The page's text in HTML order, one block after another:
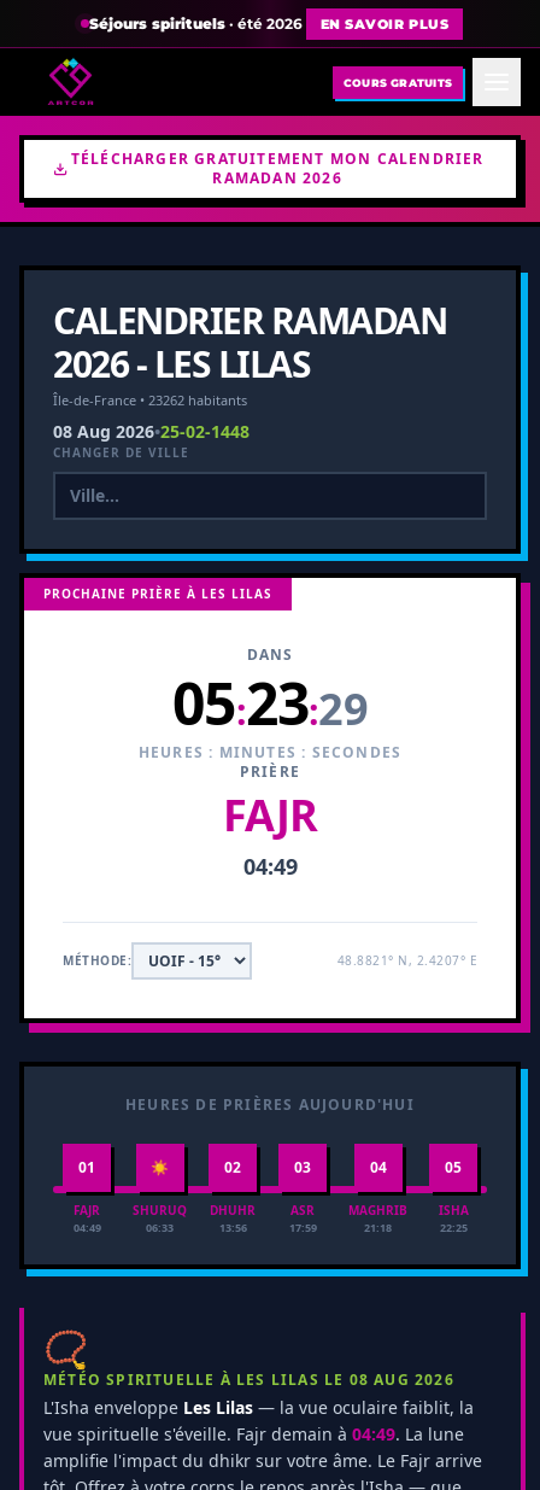
Séjours spirituels· été 2026 EN SAVOIR PLUS
COURS GRATUITS
TÉLÉCHARGER GRATUITEMENT MON CALENDRIER
RAMADAN 2026
CALENDRIER RAMADAN
2026 - LES LILAS
Île-de-France • 23262 habitants
08 Aug 2026•25-02-1448
CHANGER DE VILLE
PROCHAINE PRIÈRE À LES LILAS
DANS
05:23:28
HEURES : MINUTES : SECONDES
PRIÈRE
FAJR
04:49
MÉTHODE: 48.8821° N, 2.4207° E
HEURES DE PRIÈRES AUJOURD'HUI
01
FAJR
04:49
☀
SHURUQ
06:33
02
DHUHR
13:56
03
ASR
17:59
04
MAGHRIB
21:18
05
ISHA
22:25
📿
MÉTÉO SPIRITUELLE À LES LILAS LE 08 AUG 2026
L'Isha enveloppe Les Lilas — la vue oculaire faiblit, la
vue spirituelle s'éveille. Fajr demain à 04:49. La lune
amplifie l'impact du dhikr sur votre âme. Le Fajr arrive